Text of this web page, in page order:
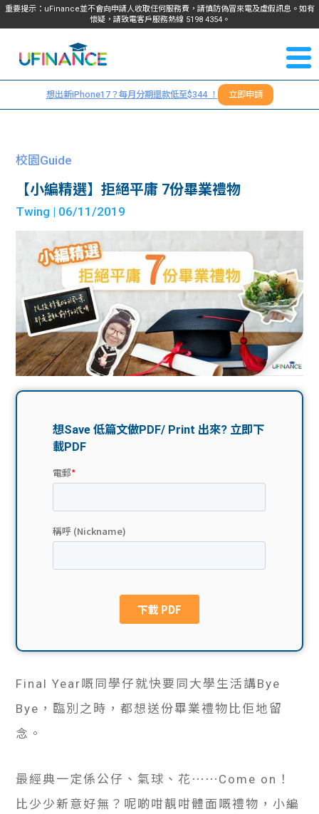
重要提示：uFinance並不會向申請人收取任何服務費，請慎防偽冒來電及虛假訊息。如有
懷疑，請致電客戶服務熱線 5198 4354。
我們
服務
貸款
貸款
計算
機
學生
故事
生學
費貸
款
計數
機
私人
資訊
Blog
大專
生筍
介
de
han
Gui
de
Gui
常見
問題
學生
uFina
贊助
聯絡
們
＋
想出新iPhone17？每月分期還款低至$344 ！ 立即申請
校園Guide
【小編精選】拒絕平庸 7份畢業禮物
Twing | 06/11/2019
Final Year嘅同學仔就快要同大學生活講Bye
Bye，臨別之時，都想送份畢業禮物比佢地留
念。
最經典一定係公仔、氣球、花⋯⋯Come on！
比少少新意好無？呢啲咁靚咁體面嘅禮物，小編